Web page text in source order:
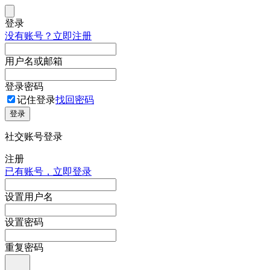
登录
没有账号？立即注册
用户名或邮箱
登录密码
记住登录找回密码
登录
社交账号登录
注册
已有账号，立即登录
设置用户名
设置密码
重复密码